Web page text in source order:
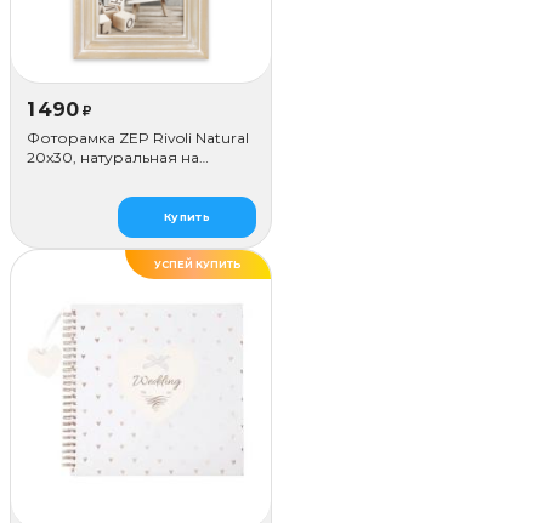
1 490 ₽
Фоторамка ZEP Rivoli Natural
20x30, натуральная на
Купить
УСПЕЙ КУПИТЬ